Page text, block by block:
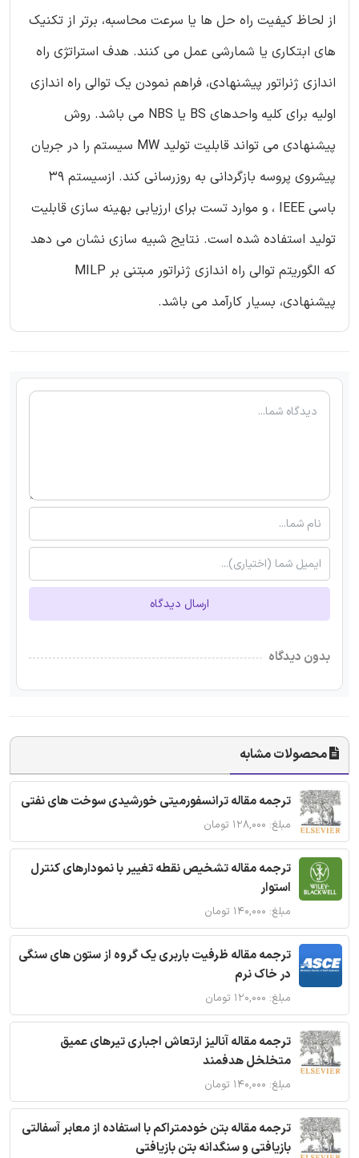
از لحاظ کیفیت راه حل ها یا سرعت محاسبه، برتر از تکنیک
های ابتکاری یا شمارشی عمل می کنند. هدف استراتژی راه
اندازی ژنراتور پیشنهادی، فراهم نمودن یک توالی راه اندازی
اولیه برای کلیه واحدهای BS یا NBS می باشد. روش
پیشنهادی می تواند قابلیت تولید MW سیستم را در جریان
پیشروی پروسه بازگردانی به روزرسانی کند. ازسیستم 39
باسی IEEE ، و موارد تست برای ارزیابی بهینه سازی قابلیت
تولید استفاده شده است. نتایج شبیه سازی نشان می دهد
که الگوریتم توالی راه اندازی ژنراتور مبتنی بر MILP
پیشنهادی، بسیار کارآمد می باشد.
ارسال دیدگاه
بدون دیدگاه
محصولات مشابه
ترجمه مقاله ترانسفورمیتی خورشیدی سوخت های نفتی
مبلغ: ۱۲۸,۰۰۰ تومان
ترجمه مقاله تشخیص نقطه تغییر با نمودارهای کنترل
استوار
مبلغ: ۱۴۰,۰۰۰ تومان
ترجمه مقاله ظرفیت باربری یک گروه از ستون های سنگی
در خاک نرم
مبلغ: ۱۲۰,۰۰۰ تومان
ترجمه مقاله آنالیز ارتعاش اجباری تیرهای عمیق
متخلخل هدفمند
مبلغ: ۱۴۰,۰۰۰ تومان
ترجمه مقاله بتن خودمتراکم با استفاده از معابر آسفالتی
بازیافتی و سنگدانه بتن بازیافتی